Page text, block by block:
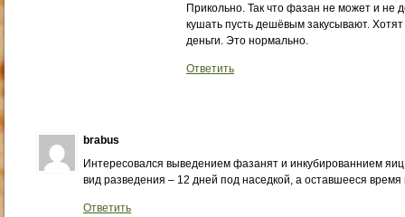
Прикольно. Так что фазан не может и не
кушать пусть дешёвым закусывают.
деньги. Это нормально.
Ответить
brabus
Интересовался выведением фазанят и инкубированнием
вид разведения – 12 дней под наседкой, а оставшееся время
Ответить